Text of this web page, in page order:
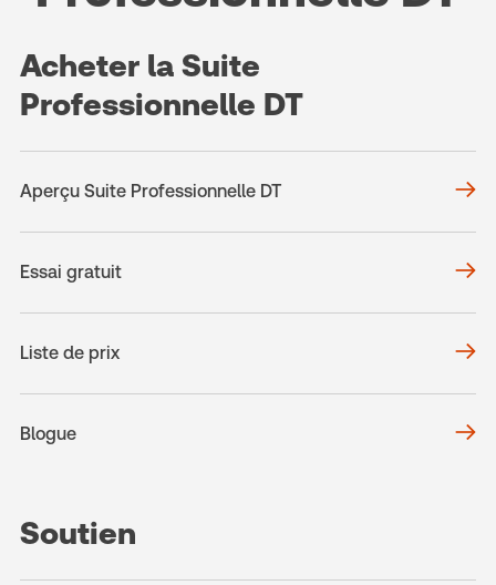
Acheter la Suite
Professionnelle DT
Aperçu Suite Professionnelle DT
Essai gratuit
Liste de prix
Blogue
Soutien